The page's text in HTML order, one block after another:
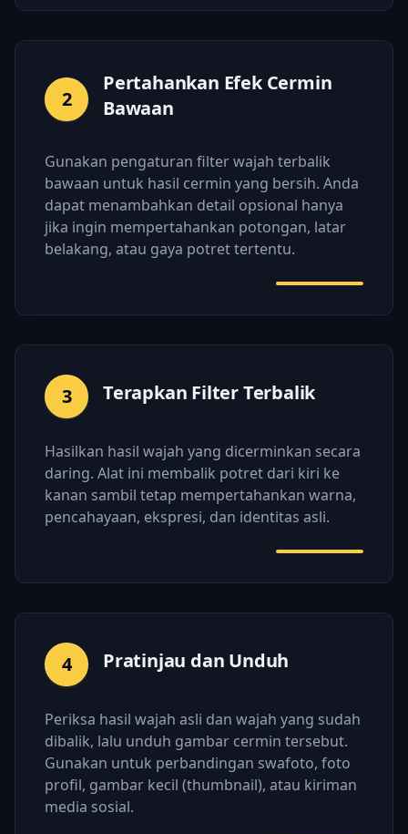
2
Pertahankan Efek Cermin
Bawaan
Gunakan pengaturan filter wajah terbalik
bawaan untuk hasil cermin yang bersih. Anda
dapat menambahkan detail opsional hanya
jika ingin mempertahankan potongan, latar
belakang, atau gaya potret tertentu.
3 Terapkan Filter Terbalik
Hasilkan hasil wajah yang dicerminkan secara
daring. Alat ini membalik potret dari kiri ke
kanan sambil tetap mempertahankan warna,
pencahayaan, ekspresi, dan identitas asli.
4 Pratinjau dan Unduh
Periksa hasil wajah asli dan wajah yang sudah
dibalik, lalu unduh gambar cermin tersebut.
Gunakan untuk perbandingan swafoto, foto
profil, gambar kecil (thumbnail), atau kiriman
media sosial.